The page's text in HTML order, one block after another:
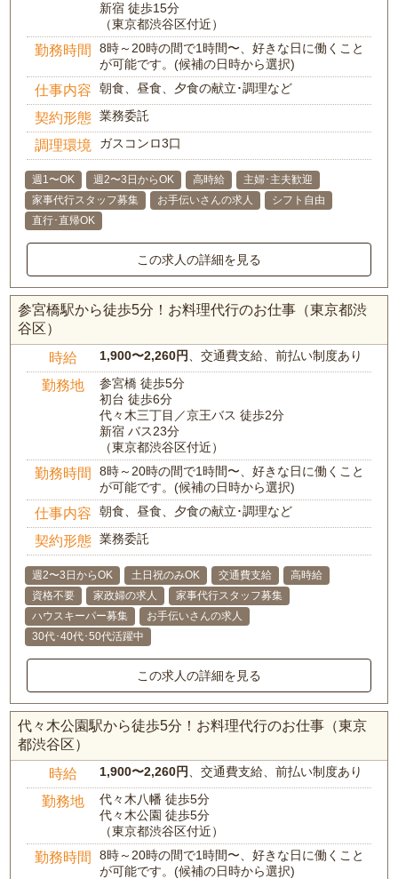
新宿 徒歩15分
（東京都渋谷区付近）
勤務時間
8時～20時の間で1時間〜、好きな日に働くこと
が可能です。(候補の日時から選択)
仕事内容 朝食、昼食、夕食の献立･調理など
契約形態 業務委託
調理環境 ガスコンロ3口
週1〜OK 週2〜3日からOK 高時給
主婦･主夫歓迎
家事代行スタッフ募集
お手伝いさんの求人
シフト自由
直行･直帰OK
この求人の詳細を見る
参宮橋駅から徒歩5分！お料理代行のお仕事（東京都渋
谷区）
時給 1,900〜2,260円 、交通費支給、前払い制度あり
勤務地
参宮橋 徒歩5分
初台 徒歩6分
代々木三丁目／京王バス 徒歩2分
新宿 バス23分
（東京都渋谷区付近）
勤務時間
8時～20時の間で1時間〜、好きな日に働くこと
が可能です。(候補の日時から選択)
仕事内容 朝食、昼食、夕食の献立･調理など
契約形態 業務委託
週2〜3日からOK 土日祝のみOK 交通費支給
高時給
資格不要
家政婦の求人
家事代行スタッフ募集
ハウスキーパー募集
お手伝いさんの求人
30代･40代･50代活躍中
この求人の詳細を見る
代々木公園駅から徒歩5分！お料理代行のお仕事（東京
都渋谷区）
時給 1,900〜2,260円 、交通費支給、前払い制度あり
勤務地
代々木八幡 徒歩5分
代々木公園 徒歩5分
（東京都渋谷区付近）
勤務時間
8時～20時の間で1時間〜、好きな日に働くこと
が可能です。(候補の日時から選択)